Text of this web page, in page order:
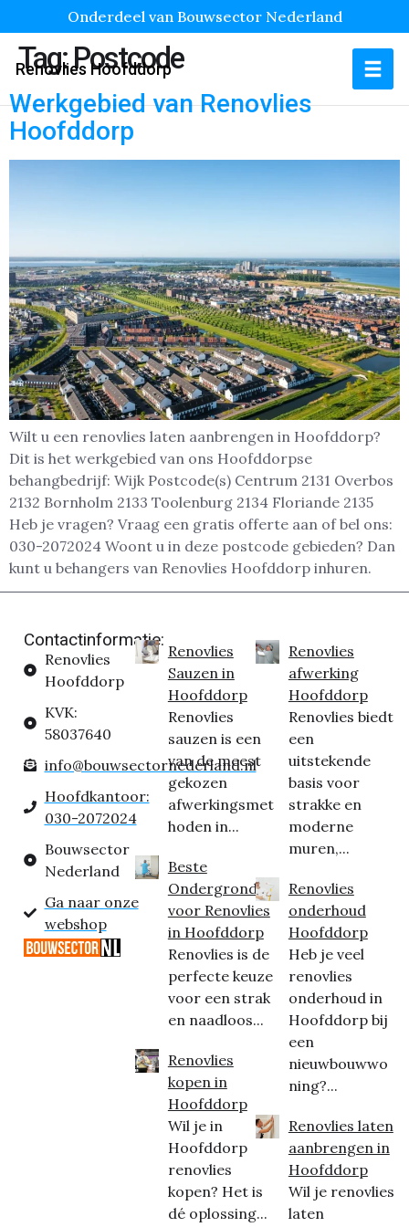
Onderdeel van Bouwsector Nederland
Renovlies Hoofddorp
Tag:Postcode
Werkgebied van Renovlies
Hoofddorp
Wilt u een renovlies laten aanbrengen in Hoofddorp?
Dit is het werkgebied van ons Hoofddorpse
behangbedrijf: Wijk Postcode(s) Centrum 2131 Overbos
2132 Bornholm 2133 Toolenburg 2134 Floriande 2135
Heb je vragen? Vraag een gratis offerte aan of bel ons:
030-2072024 Woont u in deze postcode gebieden? Dan
kunt u behangers van Renovlies Hoofddorp inhuren.
Contactinformatie:
Renovlies
Hoofddorp
KVK:
58037640
info@bouwsectornederland.nl
Hoofdkantoor:
030-2072024
Bouwsector
Nederland
Ga naar onze
webshop
Renovlies
Sauzen in
Hoofddorp
Renovlies
sauzen is een
van de meest
gekozen
afwerkingsmet
hoden in...
Beste
Ondergrond
voor Renovlies
in Hoofddorp
Renovlies is de
perfecte keuze
voor een strak
en naadloos...
Renovlies
kopen in
Hoofddorp
Wil je in
Hoofddorp
renovlies
kopen? Het is
dé oplossing...
Renovlies
afwerking
Hoofddorp
Renovlies biedt
een
uitstekende
basis voor
strakke en
moderne
muren,...
Renovlies
onderhoud
Hoofddorp
Heb je veel
renovlies
onderhoud in
Hoofddorp bij
een
nieuwbouwwo
ning?...
Renovlies laten
aanbrengen in
Hoofddorp
Wil je renovlies
laten